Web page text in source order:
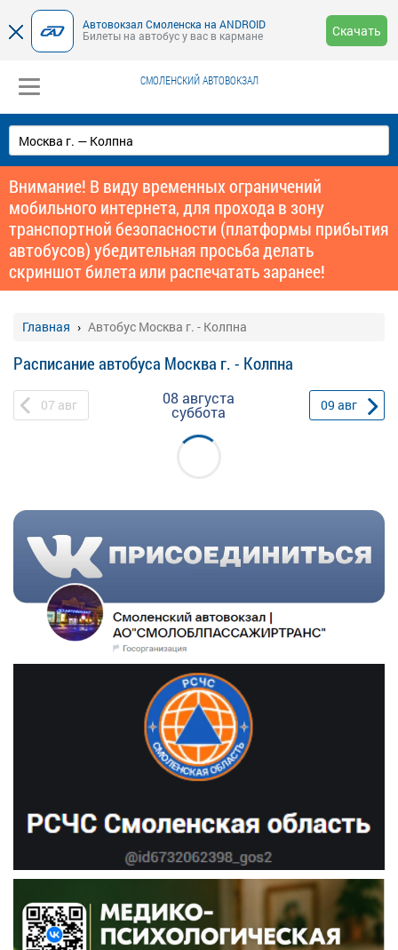
Автовокзал Смоленска на ANDROID
Билеты на автобус у вас в кармане
Скачать
СМОЛЕНСКИЙ АВТОВОКЗАЛ
Внимание! В виду временных ограничений
мобильного интернета, для прохода в зону
транспортной безопасности (платформы прибытия
автобусов) убедительная просьба делать
скриншот билета или распечатать заранее!
Главная Автобус Москва г. - Колпна
Расписание автобуса Москва г. - Колпна
07 авг 08 августа
суббота 09 авг